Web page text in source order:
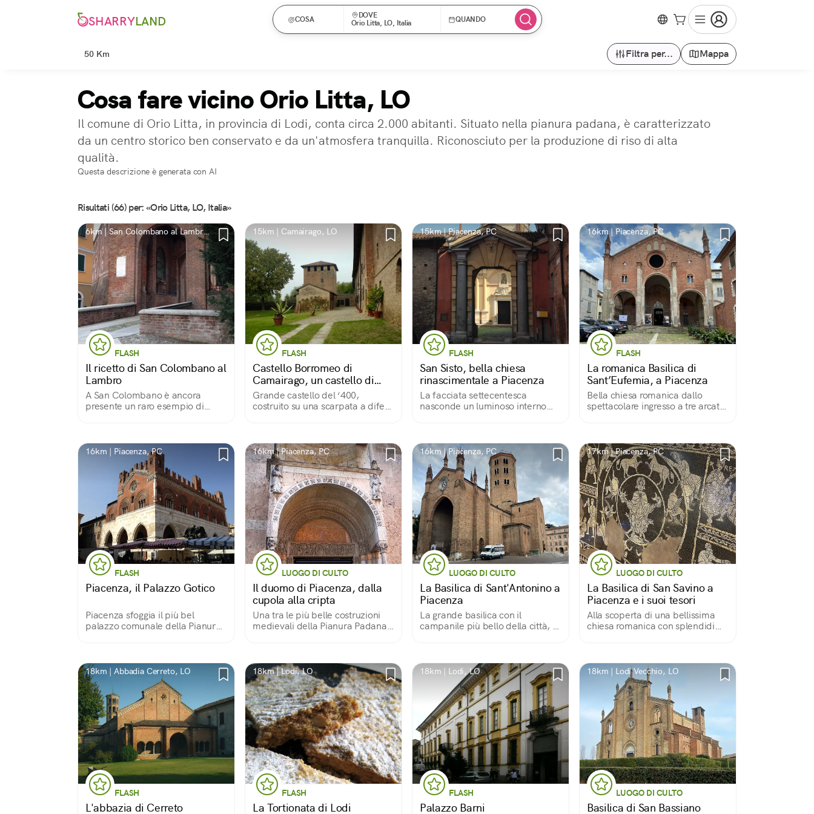
SHARRYLAND COSA
DOVE
Orio Litta, LO, Italia
QUANDO
50 Km Filtra per... Mappa
Cosa fare vicino Orio Litta, LO
Il comune di Orio Litta, in provincia di Lodi, conta circa 2.000 abitanti. Situato nella pianura padana, è caratterizzato
da un centro storico ben conservato e da un'atmosfera tranquilla. Riconosciuto per la produzione di riso di alta
qualità.
Questa descrizione è generata con AI
Risultati (66) per: «Orio Litta, LO, Italia»
6km | San Colombano al Lambro,
MI
FLASH
Il ricetto di San Colombano al
Lambro
A San Colombano è ancora
presente un raro esempio di
minacce esterne.
15km | Camairago, LO
FLASH
Castello Borromeo di
Camairago, un castello di
campagna
Grande castello del ‘400,
costruito su una scarpata a difesa
pedonale. Affascinante vista sul
fiume.
15km | Piacenza, PC
FLASH
San Sisto, bella chiesa
rinascimentale a Piacenza
La facciata settecentesca
nasconde un luminoso interno
coro intarsiato.
16km | Piacenza, PC
FLASH
La romanica Basilica di
Sant’Eufemia, a Piacenza
Bella chiesa romanica dallo
spettacolare ingresso a tre arcate
vegetazione paradisiaca. Interno
solenne.
16km | Piacenza, PC
FLASH
Piacenza, il Palazzo Gotico
Piacenza sfoggia il più bel
palazzo comunale della Pianura
arcate gotiche e il marmo
candido.
16km | Piacenza, PC
LUOGO DI CULTO
Il duomo di Piacenza, dalla
cupola alla cripta
Una tra le più belle costruzioni
medievali della Pianura Padana,
16km | Piacenza, PC
LUOGO DI CULTO
La Basilica di Sant'Antonino a
Piacenza
La grande basilica con il
campanile più bello della città, e
17km | Piacenza, PC
LUOGO DI CULTO
La Basilica di San Savino a
Piacenza e i suoi tesori
Alla scoperta di una bellissima
chiesa romanica con splendidi
18km | Abbadia Cerreto, LO
FLASH
L'abbazia di Cerreto
18km | Lodi, LO
FLASH
La Tortionata di Lodi
18km | Lodi, LO
FLASH
Palazzo Barni
18km | Lodi Vecchio, LO
LUOGO DI CULTO
Basilica di San Bassiano